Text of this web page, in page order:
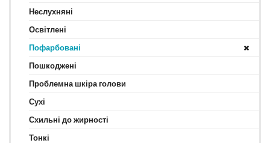
Неслухняні
Освітлені
Пофарбовані
Пошкоджені
Проблемна шкіра голови
Сухі
Схильні до жирності
Тонкі